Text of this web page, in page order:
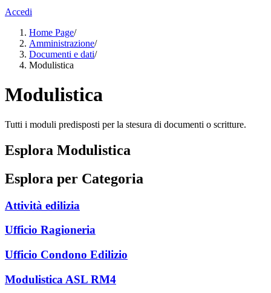
Accedi
Home Page/
Amministrazione/
Documenti e dati/
Modulistica
Modulistica
Tutti i moduli predisposti per la stesura di documenti o scritture.
Esplora Modulistica
Esplora per Categoria
Attività edilizia
Ufficio Ragioneria
Ufficio Condono Edilizio
Modulistica ASL RM4